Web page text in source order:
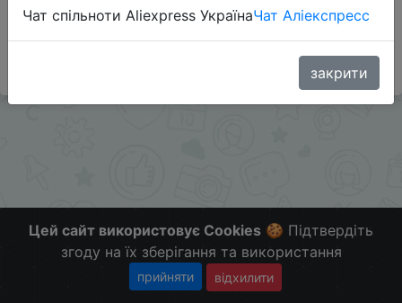
поделился подписчик Andrey C.
Цей сайт використовує Cookies 🍪 Підтвердіть
згоду на їх зберігання та використання
прийняти відхилити
Чат спільноти Aliexpress УкраїнаЧат Аліекспресс
закрити